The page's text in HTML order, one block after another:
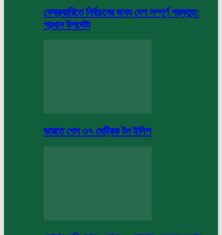
ফেব্রুয়ারিতে নির্বাচনের জন্য দেশ সম্পূর্ণ প্রস্তুত:
প্রধান উপদেষ্টা
ভারতে গেল ৩৭ মেট্রিক টন ইলিশ